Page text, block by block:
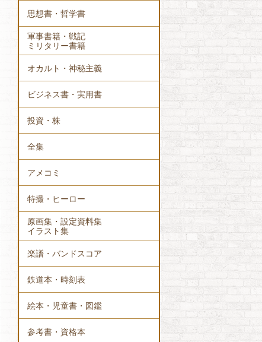
思想書・哲学書
軍事書籍・戦記
ミリタリー書籍
オカルト・神秘主義
ビジネス書・実用書
投資・株
全集
アメコミ
特撮・ヒーロー
原画集・設定資料集
イラスト集
楽譜・バンドスコア
鉄道本・時刻表
絵本・児童書・図鑑
参考書・資格本